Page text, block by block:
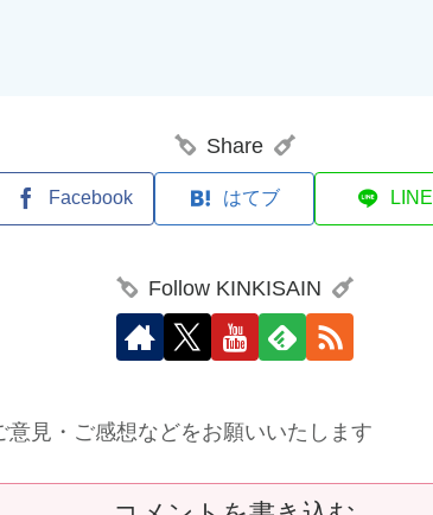
Share
Facebook はてブ LINE
Follow KINKISAIN
意見・ご感想などをお願いいたします